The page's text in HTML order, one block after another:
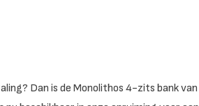
Dan is de Monolithos 4-zits bankvan